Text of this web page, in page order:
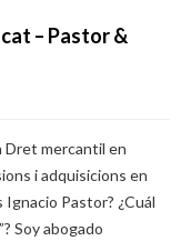
– Pastor &
Dret mercantil en
i adquisicions en
Pastor? ¿Cuál
Soy abogado